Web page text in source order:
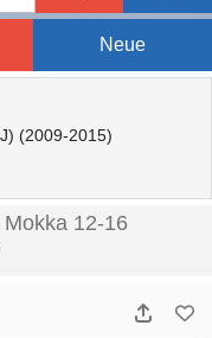
Neue
(2009-2015)
12-16